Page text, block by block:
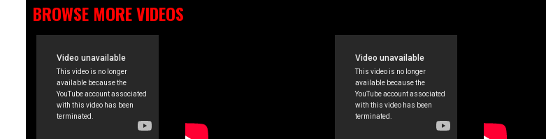
BROWSE MORE VIDEOS